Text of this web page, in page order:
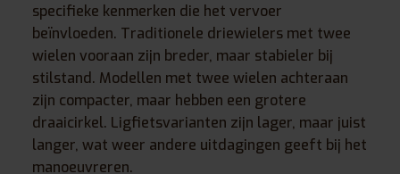
specifieke kenmerken die het vervoer
beïnvloeden. Traditionele driewielers met twee
wielen vooraan zijn breder, maar stabieler bij
stilstand. Modellen met twee wielen achteraan
zijn compacter, maar hebben een grotere
draaicirkel. Ligfietsvarianten zijn lager, maar juist
langer, wat weer andere uitdagingen geeft bij het
manoeuvreren.